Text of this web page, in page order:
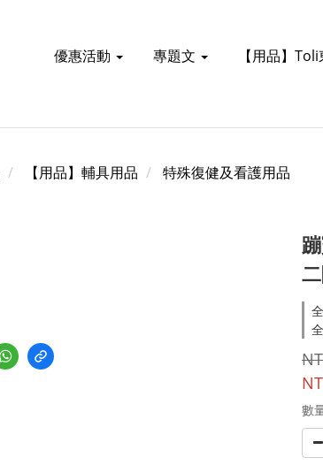
優惠活動 專題文 【用品】
【用品】輔具用品 特殊復健及看護用品
數